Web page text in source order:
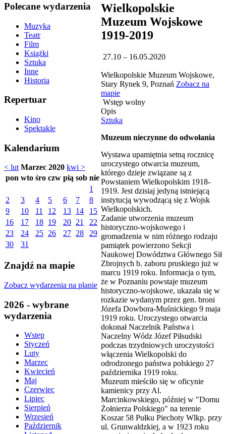
Polecane wydarzenia
Muzyka
Teatr
Film
Książki
Sztuka
Inne
Historia
Repertuar
Kino
Spektakle
Kalendarium
< lut Marzec 2020 kwi >
pon wto śro czw pią sob nie
1
2
3 4 5 6 7
8
9
10 11 12 13 14
15
16
17 18 19 20 21
22
23
24 25 26 27 28
29
30
31
Znajdź na mapie
Zobacz wydarzenia na planie
2026 - wybrane
wydarzenia
Wstęp
Styczeń
Luty
Marzec
Kwiecień
Maj
Czerwiec
Lipiec
Sierpień
Wrzesień
Październik
Wielkopolskie
Muzeum Wojskowe
1919-2019
27.10 – 16.05.2020
Wielkopolskie Muzeum Wojskowe,
Stary Rynek 9, Poznań Zobacz na
mapie
Wstęp wolny
Opis
Sztuka
Muzeum nieczynne do odwołania
Wystawa upamiętnia setną rocznicę
uroczystego otwarcia muzeum,
którego dzieje związane są z
Powstaniem Wielkopolskim 1918-
1919. Jest dzisiaj jedyną istniejącą
instytucją wywodzącą się z Wojsk
Wielkopolskich.
Zadanie utworzenia muzeum
historyczno-wojskowego i
gromadzenia w nim różnego rodzaju
pamiątek powierzono Sekcji
Naukowej Dowództwa Głównego Sił
Zbrojnych b. zaboru pruskiego już w
marcu 1919 roku. Informacja o tym,
że w Poznaniu powstaje muzeum
historyczno-wojskowe, ukazała się w
rozkazie wydanym przez gen. broni
Józefa Dowbora-Muśnickiego 9 maja
1919 roku. Uroczystego otwarcia
dokonał Naczelnik Państwa i
Naczelny Wódz Józef Piłsudski
podczas trzydniowych uroczystości
włączenia Wielkopolski do
odrodzonego państwa polskiego 27
października 1919 roku.
Muzeum mieściło się w oficynie
kamienicy przy Al.
Marcinkowskiego, później w "Domu
Żołnierza Polskiego" na terenie
Koszar 58 Pułku Piechoty Wlkp. przy
ul. Grunwaldzkiej, a w 1923 roku